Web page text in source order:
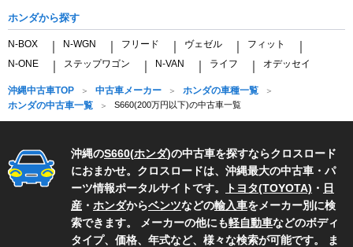
ホンダから探す
N-BOX N-WGN フリード ヴェゼル フィット
N-ONE ステップワゴン N-VAN ライフ オデッセイ
沖縄中古車TOP 中古車メーカー
ホンダの車種一覧
ホンダの中古車一覧
S660(200万円以下)の中古車一覧
沖縄のS660(ホンダ)の中古車を探すならクロスロード
におまかせ。クロスロードは、沖縄最大の中古車・パ
ーツ情報ポータルサイトです。
トヨタ(TOYOTA) ・ 日
産 ・ ホンダからベンツなどの輸入車をメーカー別に検
索できます。 メーカーの他にも軽自動車などのボディ
タイプ、価格、年式など、様々な検索が可能です。 ま